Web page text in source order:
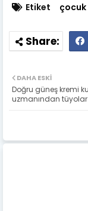
Etiket çocuk
DAHA ESKI
Doğru güneş kremi
uzmanından tüyolar